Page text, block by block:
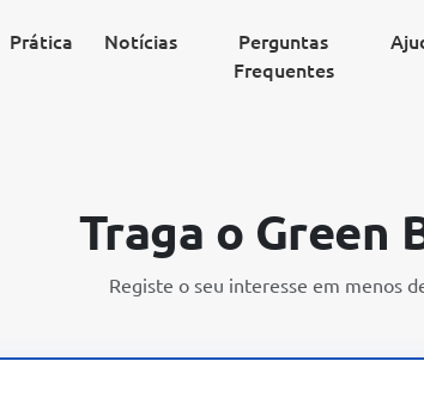
Prática Notícias
Perguntas
Frequentes
Traga o Green
Registe o seu interesse em menos